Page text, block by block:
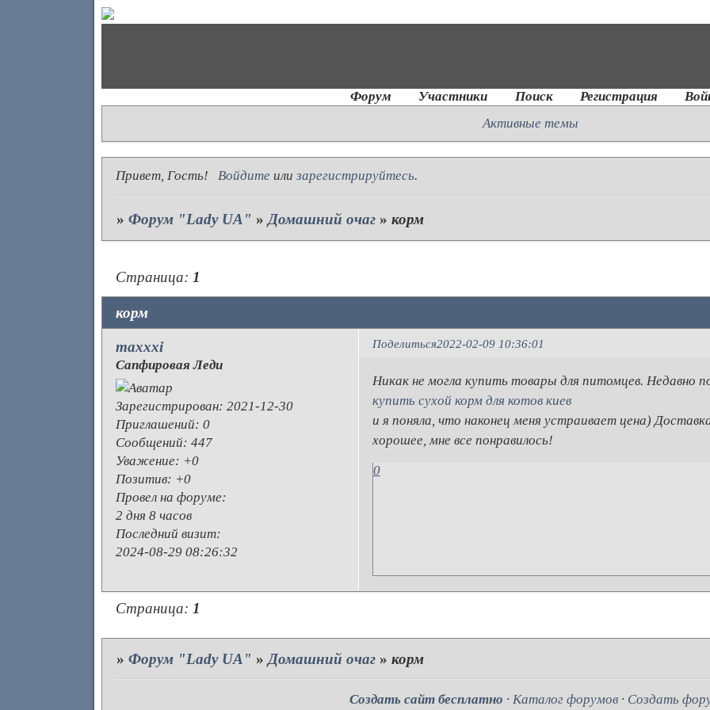
Форум Участники Поиск Регистрация
Активные темы
Привет, Гость! Войдите илизарегистрируйтесь.
»Форум "Lady UA" » Домашний очаг »корм
корм
Страница:1
Поделиться2022-02-09 10:36:01
maxxxi
Сапфировая Леди
Зарегистрирован: 2021-12-30
Приглашений: 0
Сообщений: 447
Уважение: +0
Позитив: +0
Провел на форуме:
2 дня 8 часов
Последний визит:
2024-08-29 08:26:32
Никак не могла купить товары для питомцев. Недавно
купить сухой корм для котов киев
и я поняла, что наконец меня устраивает цена)
хорошее, мне все понравилось!
0
Страница: 1
»Форум "Lady UA" » Домашний очаг »корм
Создать сайт бесплатно · Каталог форумов · Создать